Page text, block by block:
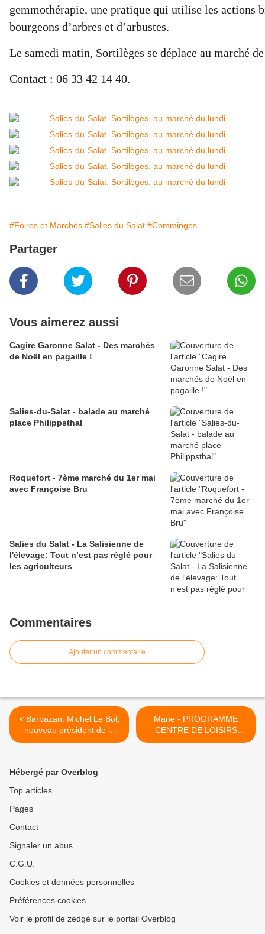
gemmothérapie, une pratique qui utilise les actions
bourgeons d’arbres et d’arbustes.
Le samedi matin, Sortilèges se déplace au marché
Contact : 06 33 42 14 40.
#Foires et Marchés #Salies du Salat #Comminges
Partager
Vous aimerez aussi
Cagire Garonne Salat - Des marchés
de Noël en pagaille !
Salies-du-Salat - balade au marché
place Philippsthal
Roquefort - 7ème marché du 1er mai
avec Françoise Bru
Salies du Salat - La Salisienne de
l'élevage: Tout n’est pas réglé pour
les agriculteurs
Commentaires
Ajouter un commentaire
< Barbazan. Michel Le Bot,
nouveau président de la
Fédération Française de
Mane - PROGRAMME
CENTRE DE LOISIRS
POUR LES ENFANTS DE 2
Hébergé par Overblog
Top articles
Pages
Contact
Signaler un abus
C.G.U.
Cookies et données personnelles
Préférences cookies
Voir le profil de zedgé sur le portail Overblog